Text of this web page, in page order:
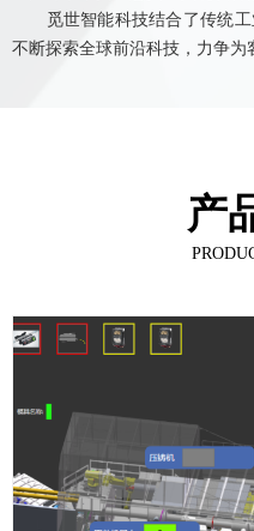
觅世智能科技结合了传统工
不断探索全球前沿科技，力争为
产